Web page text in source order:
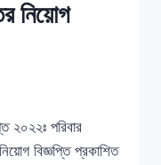
নিয়োগ
২০২২ঃ পরিবার
বিজ্ঞপ্তি প্রকাশিত